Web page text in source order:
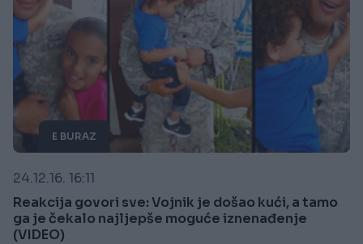
E BURAZ
24.12.16. 16:11
Reakcija govori sve: Vojnik je došao kući, a tamo
ga je čekalo najljepše moguće iznenađenje
(VIDEO)